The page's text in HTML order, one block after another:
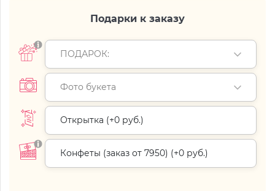
Подарки к заказу
ПОДАРОК:
Фото букета
Открытка (+0 руб.)
Конфеты (заказ от 7950) (+0 руб.)